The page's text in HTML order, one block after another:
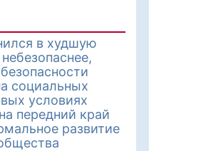
в худшую
социальных
условиях
передний край
развитие